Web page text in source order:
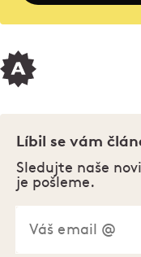
Líbil se vám
Sledujte naše
je pošleme.